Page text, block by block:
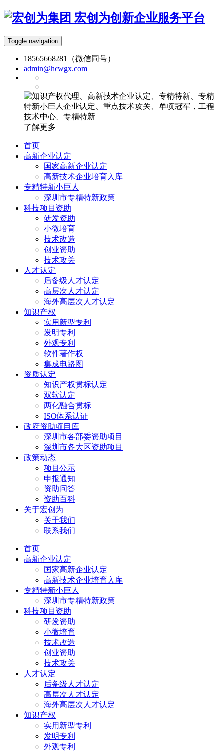
宏创为创新企业服务平台
Toggle navigation
18565668281（微信同号）
admin@hcwgx.com
了解更多
首页
高新企业认定
国家高新企业认定
高新技术企业培育入库
专精特新小巨人
深圳市专精特新政策
科技项目资助
研发资助
小微培育
技术改造
创业资助
技术攻关
人才认定
后备级人才认定
高层次人才认定
海外高层次人才认定
知识产权
实用新型专利
发明专利
外观专利
软件著作权
集成电路图
资质认定
知识产权贯标认定
双软认定
两化融合贯标
ISO体系认证
政府资助项目库
深圳市各部委资助项目
深圳市各大区资助项目
政策动态
项目公示
申报通知
资助问答
资助百科
关于宏创为
关于我们
联系我们
首页
高新企业认定
国家高新企业认定
高新技术企业培育入库
专精特新小巨人
深圳市专精特新政策
科技项目资助
研发资助
小微培育
技术改造
创业资助
技术攻关
人才认定
后备级人才认定
高层次人才认定
海外高层次人才认定
知识产权
实用新型专利
发明专利
外观专利